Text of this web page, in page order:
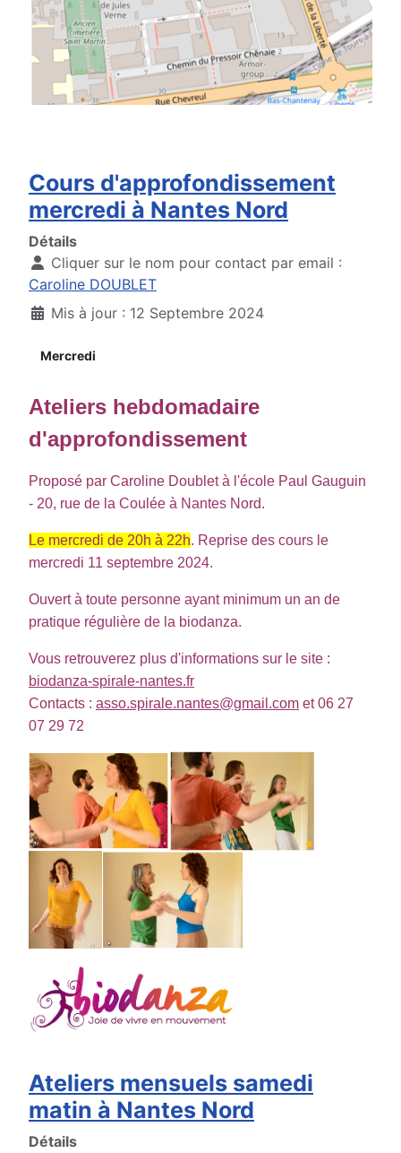
Cours d'approfondissement
mercredi à Nantes Nord
Détails
Cliquer sur le nom pour contact par email :
Caroline DOUBLET
Mis à jour : 12 Septembre 2024
Mercredi
Ateliers hebdomadaire
d'approfondissement
Proposé par Caroline Doubletà l'école Paul Gauguin
- 20, rue de la Coulée à Nantes Nord.
Le mercredi de 20h à 22h. Reprise des cours le
mercredi 11 septembre 2024.
Ouvert à toute personne ayant minimum un an de
pratique régulière de la biodanza.
Vous retrouverez plus d'informations sur le site :
biodanza-spirale-nantes.fr
Contacts : asso.spirale.nantes@gmail.com et 06 27
07 29 72
Ateliers mensuels samedi
matin à Nantes Nord
Détails